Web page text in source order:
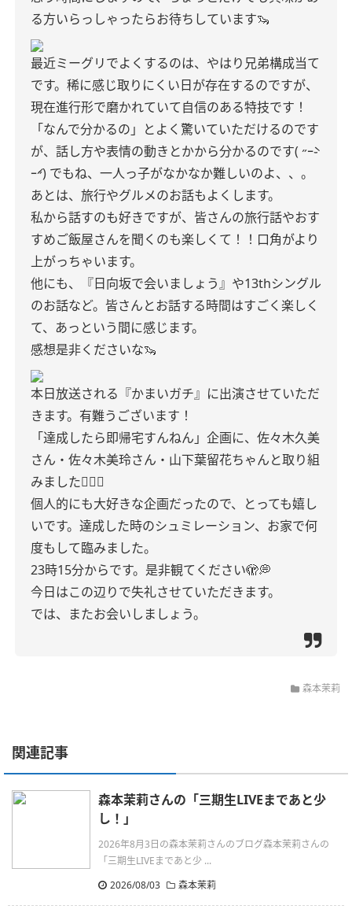
る方いらっしゃったらお待ちしています🦦
最近ミーグリでよくするのは、やはり兄弟構成当て
です。稀に感じ取りにくい日が存在するのですが、
現在進行形で磨かれていて自信のある特技です！
「なんで分かるの」とよく驚いていただけるのです
が、話し方や表情の動きとかから分かるのです( ˶ｰ̀֊
ｰ́˶) でもね、一人っ子がなかなか難しいのよ、、。
あとは、旅行やグルメのお話もよくします。
私から話すのも好きですが、皆さんの旅行話やおす
すめご飯屋さんを聞くのも楽しくて！！口角がより
上がっちゃいます。
他にも、『日向坂で会いましょう』や13thシングル
のお話など。皆さんとお話する時間はすごく楽しく
て、あっという間に感じます。
感想是非くださいな🦦
本日放送される『かまいガチ』に出演させていただ
きます。有難うございます！
「達成したら即帰宅すんねん」企画に、佐々木久美
さん・佐々木美玲さん・山下葉留花ちゃんと取り組
みました🏃🏻‍♀️‍
個人的にも大好きな企画だったので、とっても嬉し
いです。達成した時のシュミレーション、お家で何
度もして臨みました。
23時15分からです。是非観てください🫣💭
今日はこの辺りで失礼させていただきます。
では、またお会いしましょう。
森本茉莉
関連記事
森本茉莉さんの「三期生LIVEまであと少
し！」
2026年8月3日の森本茉莉さんのブログ森本茉莉さんの
「三期生LIVEまであと少 ...
2026/08/03
森本茉莉